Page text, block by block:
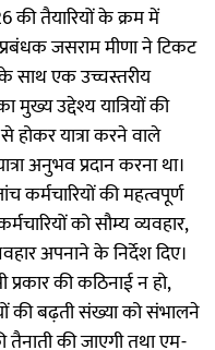
की तैयारियों के क्रम में
जसराम मीणा ने टिकट
के साथ एक उच्चस्तरीय
उद्देश्य यात्रियों की
यात्रा करने वाले
अनुभव प्रदान करना था।
कर्मचारियों की महत्वपूर्ण
को सौम्य व्यवहार,
अपनाने के निर्देश दिए।
प्रकार की कठिनाई न हो,
की बढ़ती संख्या को संभालने
की जाएगी तथा एम-